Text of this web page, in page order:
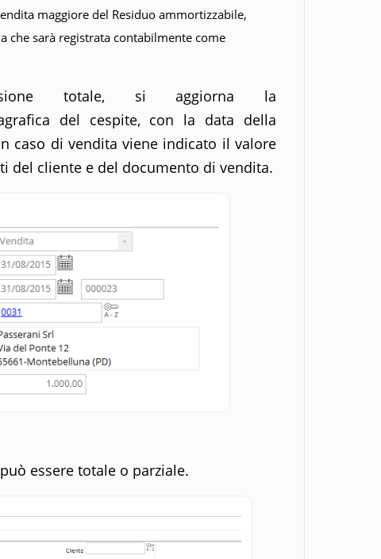
maggiore del Residuo ammortizzabile,
che sarà registrata contabilmente come
totale, si aggiorna la
del cespite, con la data della
caso di vendita viene indicato il valore
del cliente e del documento di vendita.
essere totale o parziale.